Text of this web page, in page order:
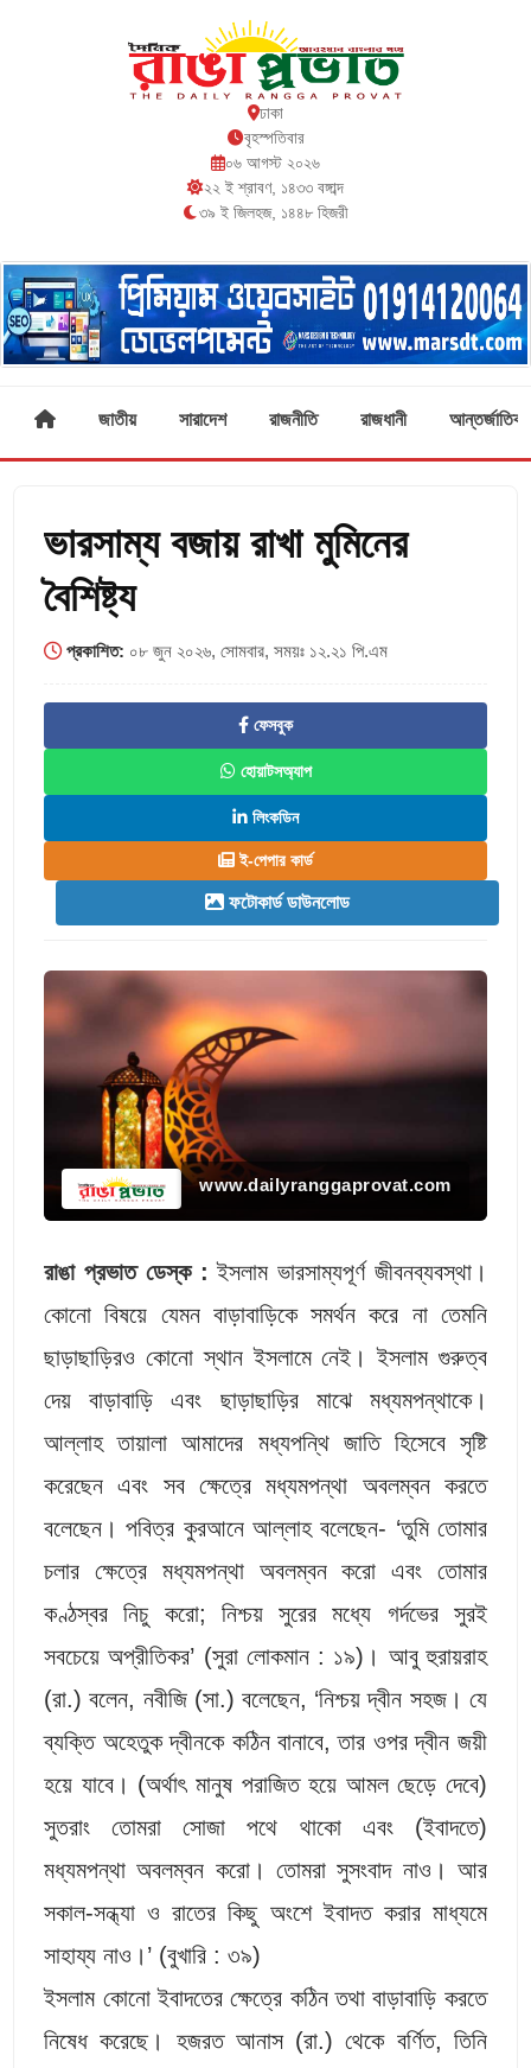
ঢাকা
বৃহস্পতিবার
০৬ আগস্ট ২০২৬
২২ ই শ্রাবণ, ১৪৩৩ বঙ্গাব্দ
৩৯ ই জিলহজ, ১৪৪৮ হিজরী
জাতীয় সারাদেশ রাজনীতি রাজধানী আন্তর্জাতিক
ভারসাম্য বজায় রাখা মুমিনের
বৈশিষ্ট্য
প্রকাশিত: ০৮ জুন ২০২৬, সোমবার, সময়ঃ ১২.২১ পি.এম
ফেসবুক
হোয়াটসঅ্যাপ
লিংকডিন
ই-পেপার কার্ড
ফটোকার্ড ডাউনলোড
www.dailyranggaprovat.com
রাঙা প্রভাত ডেস্ক :ইসলাম ভারসাম্যপূর্ণ জীবনব্যবস্থা।
কোনো বিষয়ে যেমন বাড়াবাড়িকে সমর্থন করে না তেমনি
ছাড়াছাড়িরও কোনো স্থান ইসলামে নেই। ইসলাম গুরুত্ব
দেয় বাড়াবাড়ি এবং ছাড়াছাড়ির মাঝে মধ্যমপন্থাকে।
আল্লাহ তায়ালা আমাদের মধ্যপন্থি জাতি হিসেবে সৃষ্টি
করেছেন এবং সব ক্ষেত্রে মধ্যমপন্থা অবলম্বন করতে
বলেছেন। পবিত্র কুরআনে আল্লাহ বলেছেন- ‘তুমি তোমার
চলার ক্ষেত্রে মধ্যমপন্থা অবলম্বন করো এবং তোমার
কণ্ঠস্বর নিচু করো; নিশ্চয় সুরের মধ্যে গর্দভের সুরই
সবচেয়ে অপ্রীতিকর’ (সুরা লোকমান : ১৯)। আবু হুরায়রাহ
(রা.) বলেন, নবীজি (সা.) বলেছেন, ‘নিশ্চয় দ্বীন সহজ। যে
ব্যক্তি অহেতুক দ্বীনকে কঠিন বানাবে, তার ওপর দ্বীন জয়ী
হয়ে যাবে। (অর্থাৎ মানুষ পরাজিত হয়ে আমল ছেড়ে দেবে)
সুতরাং তোমরা সোজা পথে থাকো এবং (ইবাদতে)
মধ্যমপন্থা অবলম্বন করো। তোমরা সুসংবাদ নাও। আর
সকাল-সন্ধ্যা ও রাতের কিছু অংশে ইবাদত করার মাধ্যমে
সাহায্য নাও।’ (বুখারি : ৩৯)
ইসলাম কোনো ইবাদতের ক্ষেত্রে কঠিন তথা বাড়াবাড়ি করতে
নিষেধ করেছে। হজরত আনাস (রা.) থেকে বর্ণিত, তিনি